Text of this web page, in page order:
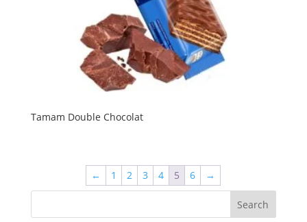
Tamam Double Chocolat
← 1 2 3 4 5 6 →
Search